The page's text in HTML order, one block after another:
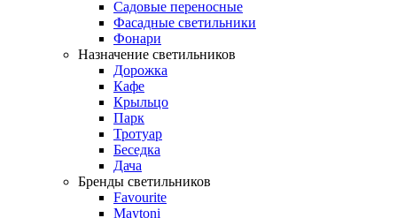
Садовые переносные
Фасадные светильники
Фонари
Назначение светильников
Дорожка
Кафе
Крыльцо
Парк
Тротуар
Беседка
Дача
Бренды светильников
Favourite
Maytoni